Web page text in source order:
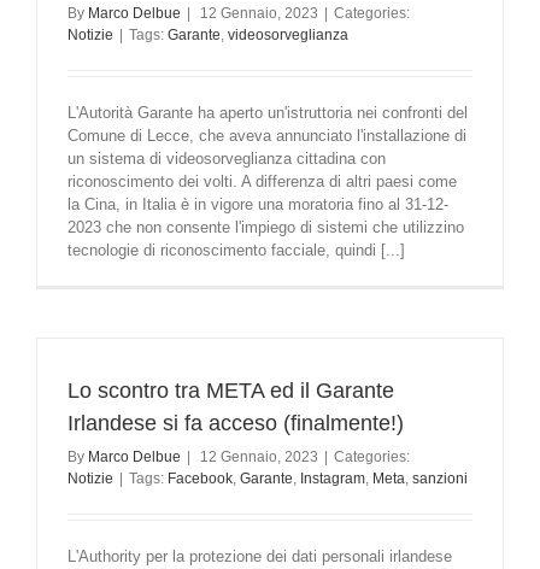
By Marco Delbue 12 Gennaio, 2023
Categories:
Notizie
Tags: Garante, videosorveglianza
L'Autorità Garante ha aperto un'istruttoria nei confronti del
Comune di Lecce, che aveva annunciato l'installazione di
un sistema di videosorveglianza cittadina con
riconoscimento dei volti. A differenza di altri paesi come
la Cina, in Italia è in vigore una moratoria fino al 31-12-
2023 che non consente l'impiego di sistemi che utilizzino
tecnologie di riconoscimento facciale, quindi [...]
Lo scontro tra META ed il Garante
Irlandese si fa acceso (finalmente!)
By Marco Delbue 12 Gennaio, 2023
Categories:
Notizie
Tags: Facebook, Garante, Instagram, Meta, sanzioni
L'Authority per la protezione dei dati personali irlandese